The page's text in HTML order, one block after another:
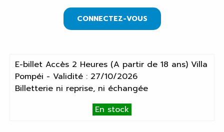
CONNECTEZ-VOUS
E-billet Accès 2 Heures (A partir de 18 ans) Villa
Pompéi - Validité : 27/10/2026
Billetterie ni reprise, ni échangée
En stock